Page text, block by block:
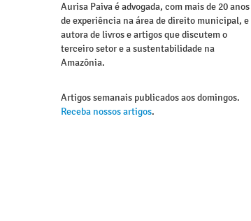
Aurisa Paiva é advogada, com mais de 20 anos
de experiência na área de direito municipal, e
autora de livros e artigos que discutem o
terceiro setor e a sustentabilidade na
Amazônia.
Artigos semanais publicados aos domingos.
Receba nossos artigos.